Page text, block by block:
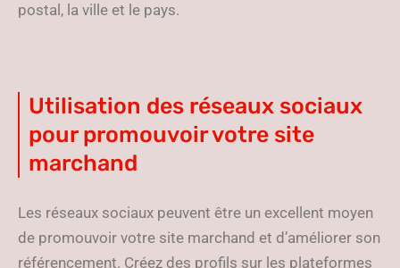
postal, la ville et le pays.
Utilisation des réseaux sociaux
pour promouvoir votre site
marchand
Les réseaux sociaux peuvent être un excellent moyen
de promouvoir votre site marchand et d’améliorer son
référencement. Créez des profils sur les plateformes